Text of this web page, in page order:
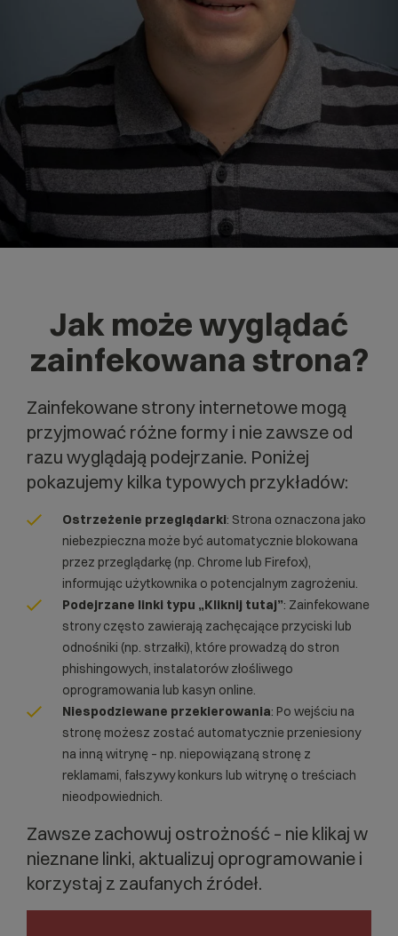
Jak może wyglądać
zainfekowana strona?
Zainfekowane strony internetowe mogą
przyjmować różne formy i nie zawsze od
razu wyglądają podejrzanie. Poniżej
pokazujemy kilka typowych przykładów:
Ostrzeżenie przeglądarki: Strona oznaczona jako
niebezpieczna może być automatycznie blokowana
przez przeglądarkę (np. Chrome lub Firefox),
informując użytkownika o potencjalnym zagrożeniu.
Podejrzane linki typu „Kliknij tutaj”: Zainfekowane
strony często zawierają zachęcające przyciski lub
odnośniki (np. strzałki), które prowadzą do stron
phishingowych, instalatorów złośliwego
oprogramowania lub kasyn online.
Niespodziewane przekierowania: Po wejściu na
stronę możesz zostać automatycznie przeniesiony
na inną witrynę – np. niepowiązaną stronę z
reklamami, fałszywy konkurs lub witrynę o treściach
nieodpowiednich.
Zawsze zachowuj ostrożność – nie klikaj w
nieznane linki, aktualizuj oprogramowanie i
korzystaj z zaufanych źródeł.